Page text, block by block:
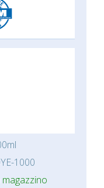
1000